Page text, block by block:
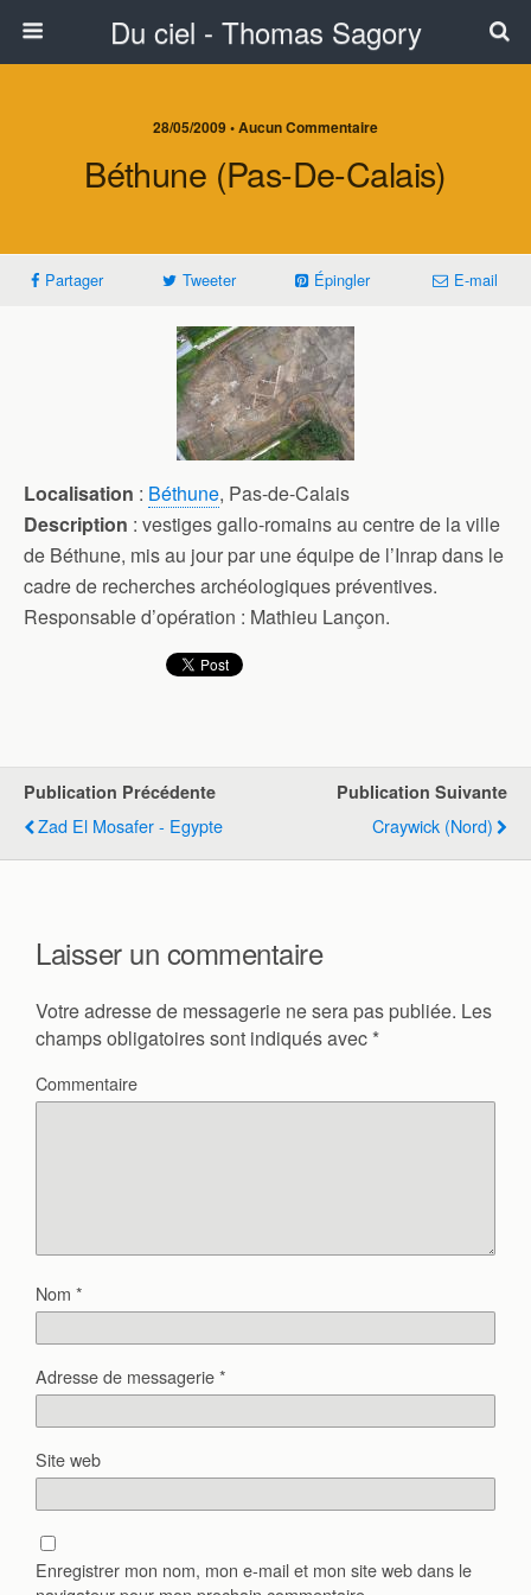
Du ciel - Thomas Sagory
28/05/2009 • Aucun Commentaire
Béthune (Pas-De-Calais)
Partager Tweeter Épingler E-mail
Localisation : Béthune, Pas-de-Calais
Description : vestiges gallo-romains au centre de la ville
de Béthune, mis au jour par une équipe de l’Inrap dans le
cadre de recherches archéologiques préventives.
Responsable d’opération : Mathieu Lançon.
Publication Précédente
Zad El Mosafer - Egypte
Publication Suivante
Craywick (Nord)
Laisser un commentaire
Votre adresse de messagerie ne sera pas publiée. Les
champs obligatoires sont indiqués avec *
Commentaire
Nom *
Adresse de messagerie*
Site web
Enregistrer mon nom, mon e-mail et mon site web dans le